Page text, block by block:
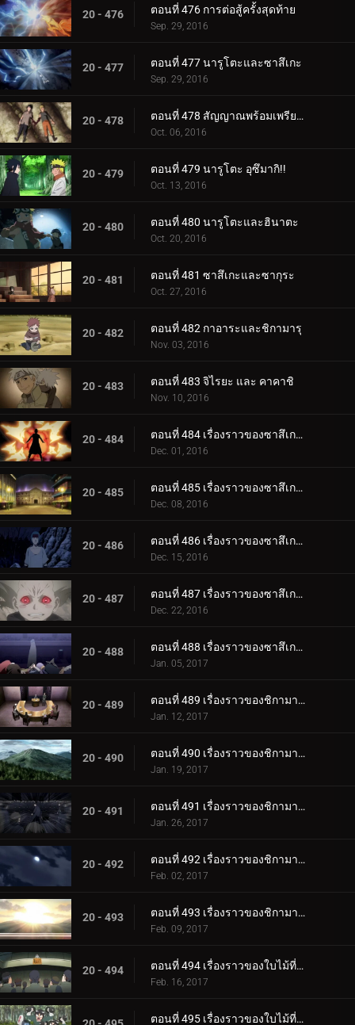
20 - 476 ตอนที่ 476 การต่อสู้ครั้งสุดท้าย
Sep. 29, 2016
20 - 477 ตอนที่ 477 นารูโตะและซาสึเกะ
Sep. 29, 2016
20 - 478 ตอนที่ 478 สัญญาณพร้อมเพรียงกัน
Oct. 06, 2016
20 - 479 ตอนที่ 479 นารูโตะ อุซึมากิ!!
Oct. 13, 2016
20 - 480 ตอนที่ 480 นารูโตะและฮินาตะ
Oct. 20, 2016
20 - 481 ตอนที่ 481 ซาสึเกะและซากุระ
Oct. 27, 2016
20 - 482 ตอนที่ 482 กาอาระและชิกามารุ
Nov. 03, 2016
20 - 483 ตอนที่ 483 จิไรยะ และ คาคาชิ
Nov. 10, 2016
20 - 484 ตอนที่ 484 เรื่องราวของซาสึเกะ ซันไรส์ ตอนที่ 1 มนุษย์ระเบิด
Dec. 01, 2016
20 - 485 ตอนที่ 485 เรื่องราวของซาสึเกะ พระอาทิตย์ขึ้น ตอนที่ 2: โคลอสเซียม
Dec. 08, 2016
20 - 486 ตอนที่ 486 เรื่องราวของซาสึเกะ พระอาทิตย์ขึ้น ตอนที่ 3 ฟูชิน
Dec. 15, 2016
20 - 487 ตอนที่ 487 เรื่องราวของซาสึเกะ พระอาทิตย์ขึ้น ตอนที่ 4: เคตสึริวกัน
Dec. 22, 2016
20 - 488 ตอนที่ 488 เรื่องราวของซาสึเกะ พระอาทิตย์ขึ้น ตอนที่ 5: สิ่งสุดท้าย
Jan. 05, 2017
20 - 489 ตอนที่ 489 เรื่องราวของชิกามารุ เมฆล่องลอยในความมืดอันเงียบสงบ ตอนที่ 1: สถานการณ์
Jan. 12, 2017
20 - 490 ตอนที่ 490 เรื่องราวของชิกามารุ เมฆล่องลอยในความมืดอันเงียบสงบ ตอนที่ 2 เมฆดำ
Jan. 19, 2017
20 - 491 ตอนที่ 491 เรื่องราวของชิกามารุ เมฆล่องลอยไปในความมืดอันเงียบสงบ ตอนที่ 3: ความประมาท
Jan. 26, 2017
20 - 492 ตอนที่ 492 เรื่องราวของชิกามารุ เมฆล่องลอยในความมืดอันเงียบสงบ ตอนที่ 4: เมฆแห่งความสงสัย
Feb. 02, 2017
20 - 493 ตอนที่ 493 เรื่องราวของชิกามารุ เมฆล่องลอยในความมืดอันเงียบสงบ ตอนที่ 5 รุ่งอรุณ
Feb. 09, 2017
20 - 494 ตอนที่ 494 เรื่องราวของใบไม้ที่ซ่อนอยู่ วันที่สมบูรณ์แบบสำหรับงานแต่งงาน ตอนที่ 1 งานแต่งงานของนารูโตะ
Feb. 16, 2017
ตอนที่ 495 เรื่องราวของใบไม้ที่ซ่อนอยู่ วันที่สมบูรณ์แบบสำหรับงานแต่งงาน ตอนที่ 2: ของขวัญแต่งงานที่เต็มเปี่ยมไปด้วยพลัง